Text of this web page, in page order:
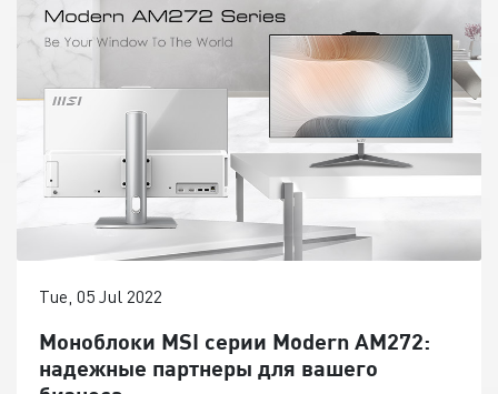
Tue, 05 Jul 2022
Моноблоки MSI серии Modern AM272:
надежные партнеры для вашего